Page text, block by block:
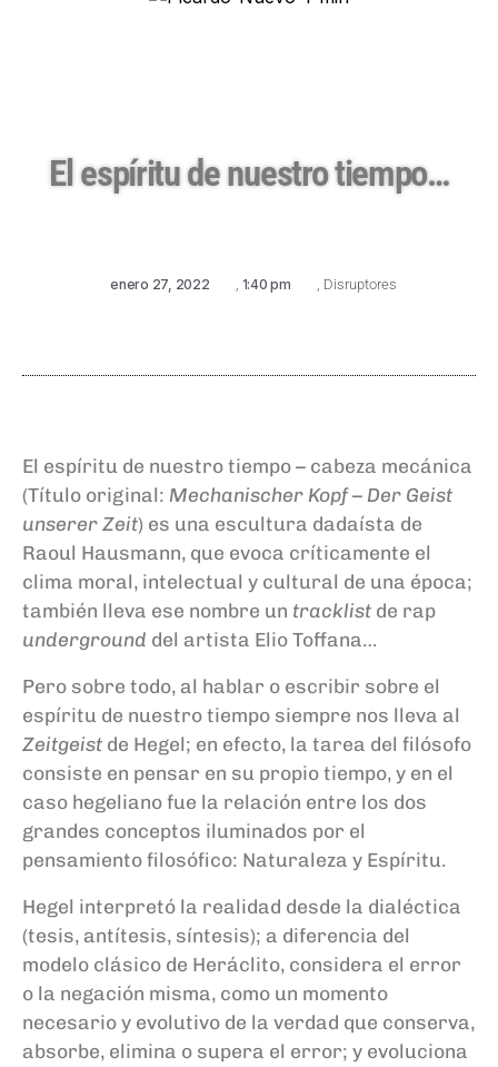
El espíritu de nuestro tiempo…
enero 27, 2022 , 1:40 pm , Disruptores
El espíritu de nuestro tiempo – cabeza mecánica
(Título original: Mechanischer Kopf – Der Geist
unserer Zeit) es una escultura dadaísta de
Raoul Hausmann, que evoca críticamente el
clima moral, intelectual y cultural de una época;
también lleva ese nombre un tracklist de rap
underground del artista Elio Toffana…
Pero sobre todo, al hablar o escribir sobre el
espíritu de nuestro tiempo siempre nos lleva al
Zeitgeist de Hegel; en efecto, la tarea del filósofo
consiste en pensar en su propio tiempo, y en el
caso hegeliano fue la relación entre los dos
grandes conceptos iluminados por el
pensamiento filosófico: Naturaleza y Espíritu.
Hegel interpretó la realidad desde la dialéctica
(tesis, antítesis, síntesis); a diferencia del
modelo clásico de Heráclito, considera el error
o la negación misma, como un momento
necesario y evolutivo de la verdad que conserva,
absorbe, elimina o supera el error; y evoluciona